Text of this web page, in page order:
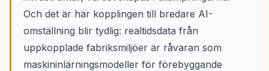
Och det är här kopplingen till bredare AI-
omställning blir tydlig: realtidsdata från
uppkopplade fabriksmiljöer är råvaran som
maskininlärningsmodeller för förebyggande